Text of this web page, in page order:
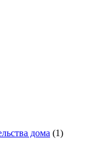
дома (1)